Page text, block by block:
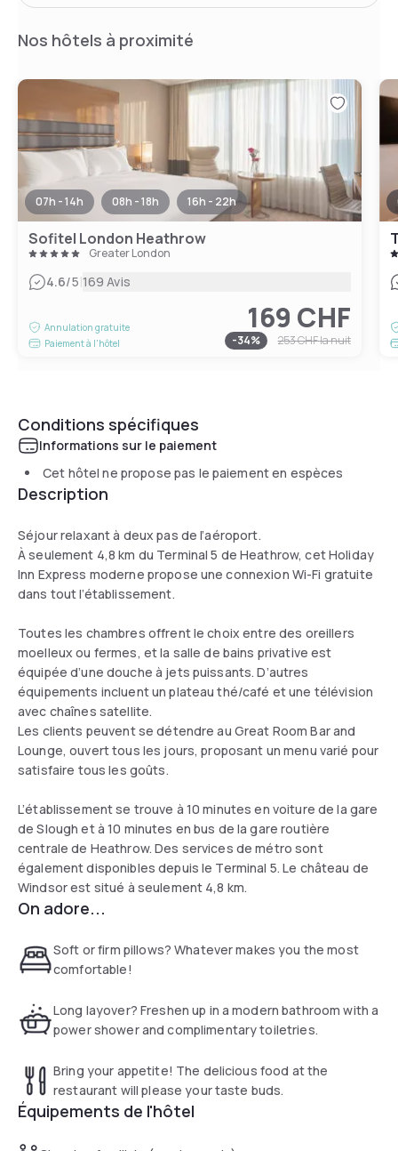
Nos hôtels à proximité
07h - 14h 08h - 18h 16h - 22h
Sofitel London Heathrow
Greater London
4.6/5|169 Avis
Annulation gratuite
Paiement à l'hôtel
169 CHF
-34% 253 CHFla nuit
Conditions spécifiques
Informations sur le paiement
Cet hôtel ne propose pas le paiement en espèces
Description
Séjour relaxant à deux pas de l’aéroport.
À seulement 4,8 km du Terminal 5 de Heathrow, cet Holiday
Inn Express moderne propose une connexion Wi-Fi gratuite
dans tout l’établissement.
Toutes les chambres offrent le choix entre des oreillers
moelleux ou fermes, et la salle de bains privative est
équipée d’une douche à jets puissants. D’autres
équipements incluent un plateau thé/café et une télévision
avec chaînes satellite.
Les clients peuvent se détendre au Great Room Bar and
Lounge, ouvert tous les jours, proposant un menu varié pour
satisfaire tous les goûts.
L’établissement se trouve à 10 minutes en voiture de la gare
de Slough et à 10 minutes en bus de la gare routière
centrale de Heathrow. Des services de métro sont
également disponibles depuis le Terminal 5. Le château de
Windsor est situé à seulement 4,8 km.
On adore...
Soft or firm pillows? Whatever makes you the most
comfortable!
Long layover? Freshen up in a modern bathroom with a
power shower and complimentary toiletries.
Bring your appetite! The delicious food at the
restaurant will please your taste buds.
Équipements de l'hôtel